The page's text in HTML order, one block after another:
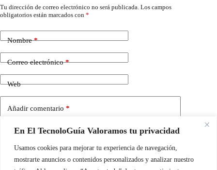
En El TecnoloGuía Valoramos tu privacidad
Usamos cookies para mejorar tu experiencia de navegación,
mostrarte anuncios o contenidos personalizados y analizar nuestro
Tu dirección de correo electrónico no será publicada. Los campos
obligatorios están marcados con *
Nombre*
Correo electrónico*
Web
Añadir comentario *